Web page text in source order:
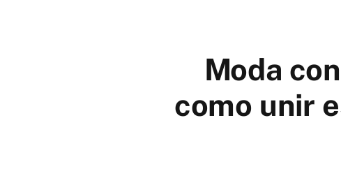
Moda
como unir